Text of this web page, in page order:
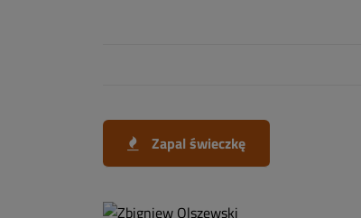
Zapal świeczkę